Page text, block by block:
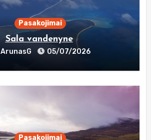
Pasakojimai
Sala vandenyne
ArunasG 05/07/2026
Pasakojimai